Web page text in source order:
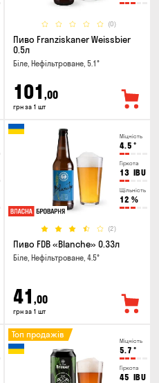
(0)
Пиво Franziskaner Weissbier
0.5л
Біле, Нефільтроване, 5.1°
101 ,00
грн за 1 шт
Міцність
4.5 °
Гіркота
13 IBU
Щільність
12 %
(2)
Пиво FDB «Blanche» 0.33л
Біле, Нефільтроване, 4.5°
41 ,00
грн за 1 шт
Міцність
5.7 °
Гіркота
45 IBU
Топ продажів